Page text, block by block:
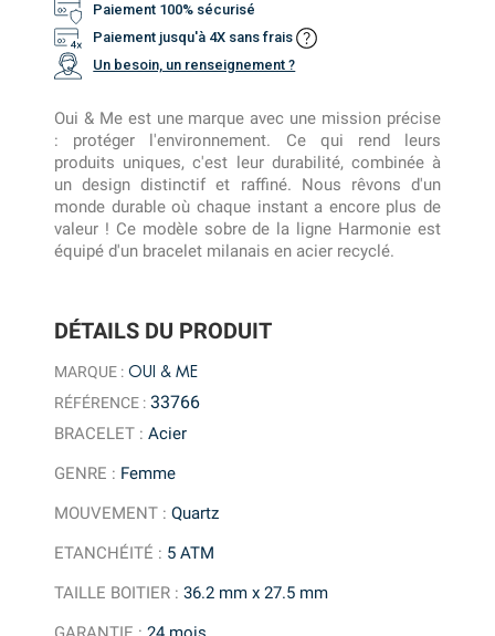
DÉTAILS DU PRODUIT
MARQUE : OUI & ME
RÉFÉRENCE : 33766
BRACELET :Acier
GENRE : Femme
MOUVEMENT :Quartz
ETANCHÉITÉ : 5 ATM
TAILLE BOITIER :36.2 mm x 27.5 mm
Paiement 100% sécurisé
Paiement jusqu'à 4X sans frais
Un besoin, un renseignement ?
Oui & Me est une marque avec une mission précise
: protéger l'environnement. Ce qui rend leurs
produits uniques, c'est leur durabilité, combinée à
un design distinctif et raffiné. Nous rêvons d'un
monde durable où chaque instant a encore plus de
valeur ! Ce modèle sobre de la ligne Harmonie est
équipé d'un bracelet milanais en acier recyclé.